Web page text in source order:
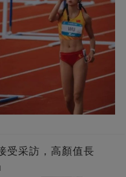
受采訪，高顏值長